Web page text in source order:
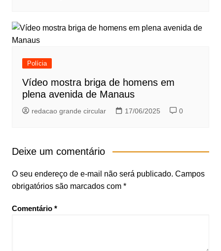
Polícia
Vídeo mostra briga de homens em
plena avenida de Manaus
redacao grande circular 17/06/2025 0
Deixe um comentário
O seu endereço de e-mail não será publicado. Campos
obrigatórios são marcados com *
Comentário *